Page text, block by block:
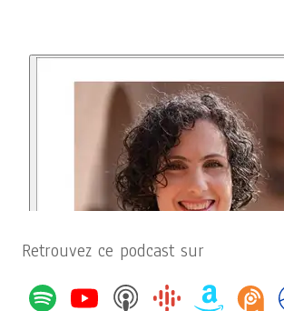
Retrouvez ce podcast sur